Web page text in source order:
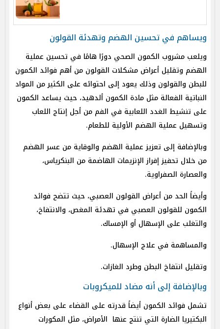
ويساهم في تحسين الهضم وتهدئة القولون
ويلعب مشروب الكمون الصحي دورًا هامًا في تحسين عملية
الهضم وتقليل أعراض مشكلات القولون من أهم فوائد الكمون
للبطن والقولون وذلك يعود إلى احتوائه على الكثير من المواد
النباتية الفعالة مثل مادة الكمون ألدهيد، حيث يساعد الكمون
على تنشيط الغدد اللعابية في الفم من أجل إنتاج اللعاب
وتسهيل عملية الهضم الأولية للطعام.
وبالإضافة إلى تعزيز عملية الهضم والوقاية من عسر الهضم
من خلال تحفيز إفراز الإنزيمات الهاضمة من البنكرياس،
والعصارة الصفراوية.
وأيضاً الحد من أعراض القولون العصبي، حيث تتضح فوائد
الكمون للقولون العصبي في تهدئة المغص، والانتفاخ،
والتغلب على الإسهال أو الإمساك.
والمساهمة في علاج الإسهال.
وتقليل انتفاخ البطن وطرد الغازات.
وبالإضافة إلى أنه مضاد للميكروبات
تشمل فوائد الكمون أيضاً قدرته على القضاء على بعض أنواع
البكتيريا الضارة التي تنتج عنها الأمراض، مثل المكورات